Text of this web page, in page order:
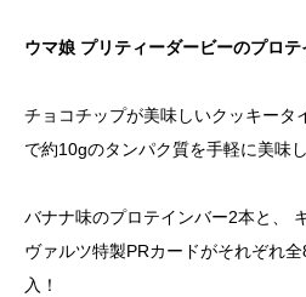
ウマ娘 プリティーダービーのプロテ
チョコチップが美味しいクッキータ
で約10gのタンパク質を手軽に美味
バナナ味のプロテインバー2本と、
ヴァルツ特製PRカードがそれぞれ
入！